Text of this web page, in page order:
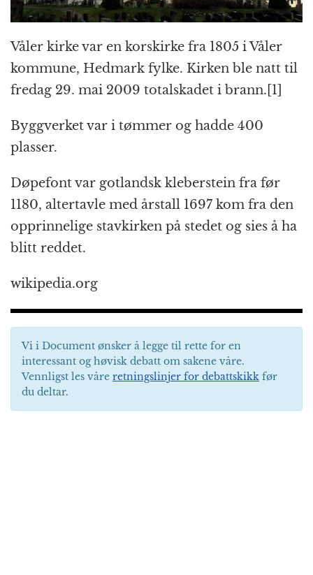
Våler kirke var en korskirke fra 1805 i Våler
kommune, Hedmark fylke. Kirken ble natt til
fredag 29. mai 2009 totalskadet i brann.[1]
Byggverket var i tømmer og hadde 400
plasser.
Døpefont var gotlandsk kleberstein fra før
1180, altertavle med årstall 1697 kom fra den
opprinnelige stavkirken på stedet og sies å ha
blitt reddet.
wikipedia.org
Vi i Document ønsker å legge til rette for en
interessant og høvisk debatt om sakene våre.
Vennligst les våre retningslinjer for debattskikk før
du deltar.